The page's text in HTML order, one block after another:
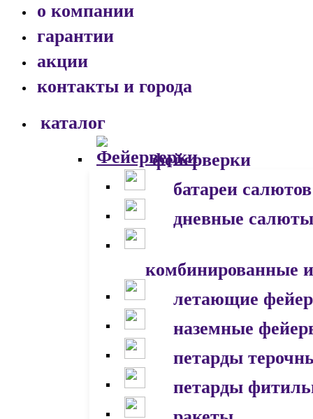
о компании
гарантии
акции
контакты и города
каталог
фейерверки
батареи салютов
дневные салюты
комбинированные
летающие
наземные
петарды
петарды